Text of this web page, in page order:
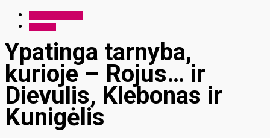
Ypatinga tarnyba,
kurioje – Rojus… ir
Dievulis, Klebonas ir
Kunigėlis